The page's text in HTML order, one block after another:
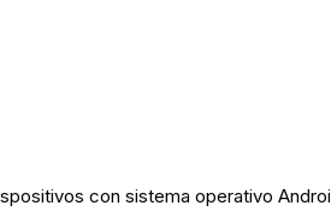
con sistema operativo